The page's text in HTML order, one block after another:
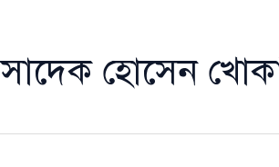
সাদেক হোসেন